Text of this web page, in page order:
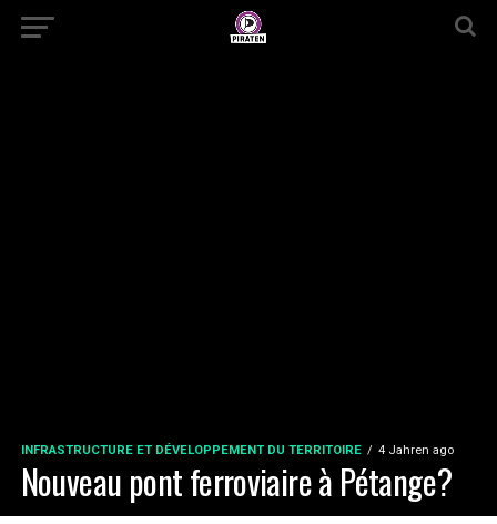
INFRASTRUCTURE ET DÉVELOPPEMENT DU TERRITOIRE 4 Jahren ago
Nouveau pont ferroviaire à Pétange?